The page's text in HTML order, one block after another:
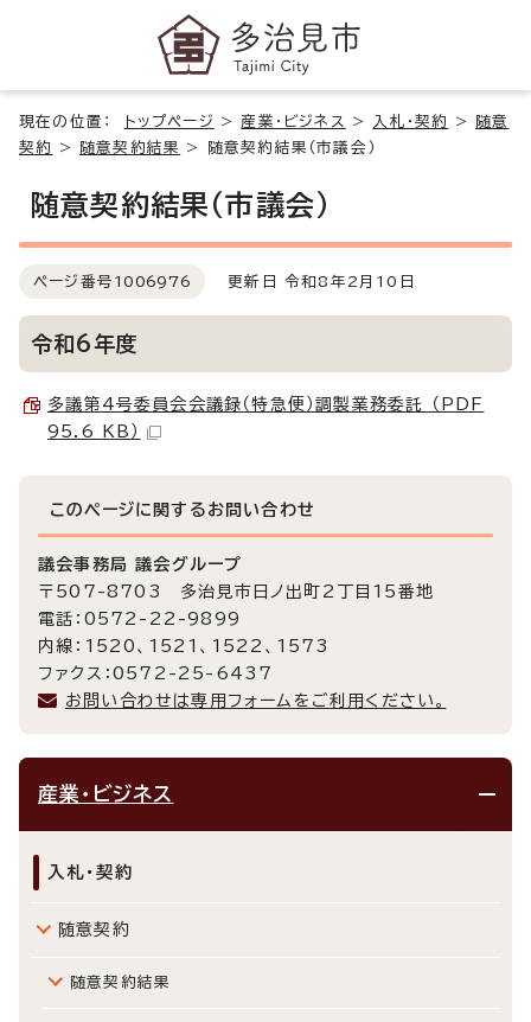
現在の位置： トップページ > 産業・ビジネス > 入札・契約 >
随意
契約
> 随意契約結果 > 随意契約結果（市議会）
随意契約結果（市議会）
ページ番号 1006976 更新日 令和8年2月10日
令和6年度
多議第4号委員会会議録（特急便）調製業務委託 （PDF
95.6 KB）
このページに関する お問い合わせ
議会事務局 議会グループ
〒507-8703 多治見市日ノ出町2丁目15番地
電話：0572-22-9899
内線：1520、1521、1522、1573
ファクス：0572-25-6437
お問い合わせは専用フォームをご利用ください。
産業・ビジネス
入札・契約
随意契約
随意契約結果